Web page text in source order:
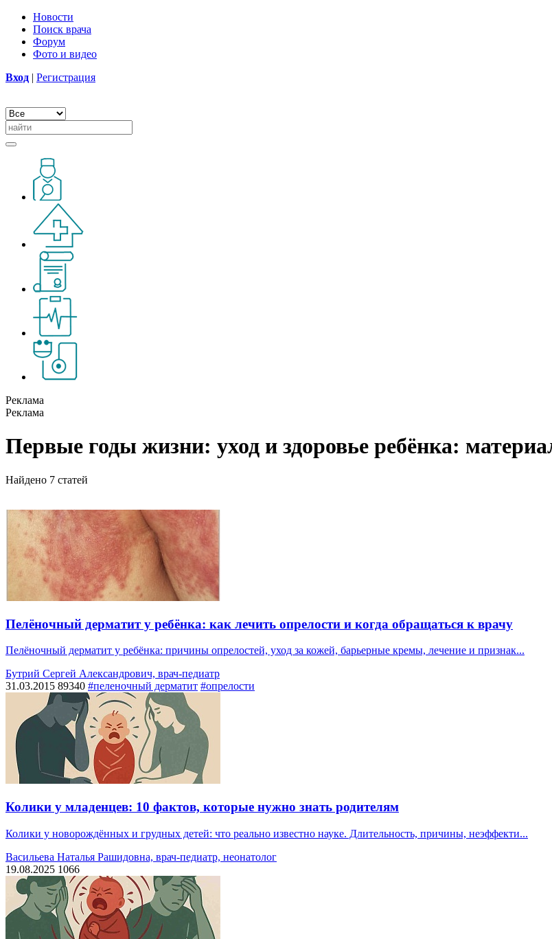
Новости
Поиск врача
Форум
Фото и видео
Вход | Регистрация
Реклама
Реклама
Первые годы жизни: уход и здоровье ребёнка:
Найдено 7 статей
Пелёночный дерматит у ребёнка: как лечить опрелости и когда обращаться к врачу
Пелёночный дерматит у ребёнка: причины опрелостей, уход за кожей, барьерные кремы, лечение и признак...
Бутрий Сергей Александрович, врач-педиатр
31.03.2015 89340 #пеленочный дерматит #опрелости
Колики у младенцев: 10 фактов, которые нужно знать родителям
Колики у новорождённых и грудных детей: что реально известно науке. Длительность, причины, неэффекти...
Васильева Наталья Рашидовна, врач-педиатр, неонатолог
19.08.2025 1066